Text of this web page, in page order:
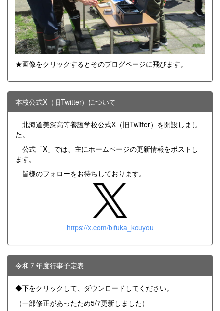
★画像をクリックするとそのブログページに飛びます。
本校公式X（旧Twitter）について
北海道美深高等養護学校公式X（旧Twitter）を開設しまし
た。
公式「X」では、主にホームページの更新情報をポストし
ます。
皆様のフォローをお待ちしております。
https://x.com/bifuka_kouyou
令和７年度行事予定表
◆下をクリックして、ダウンロードしてください。
（一部修正があったため5/7更新しました）